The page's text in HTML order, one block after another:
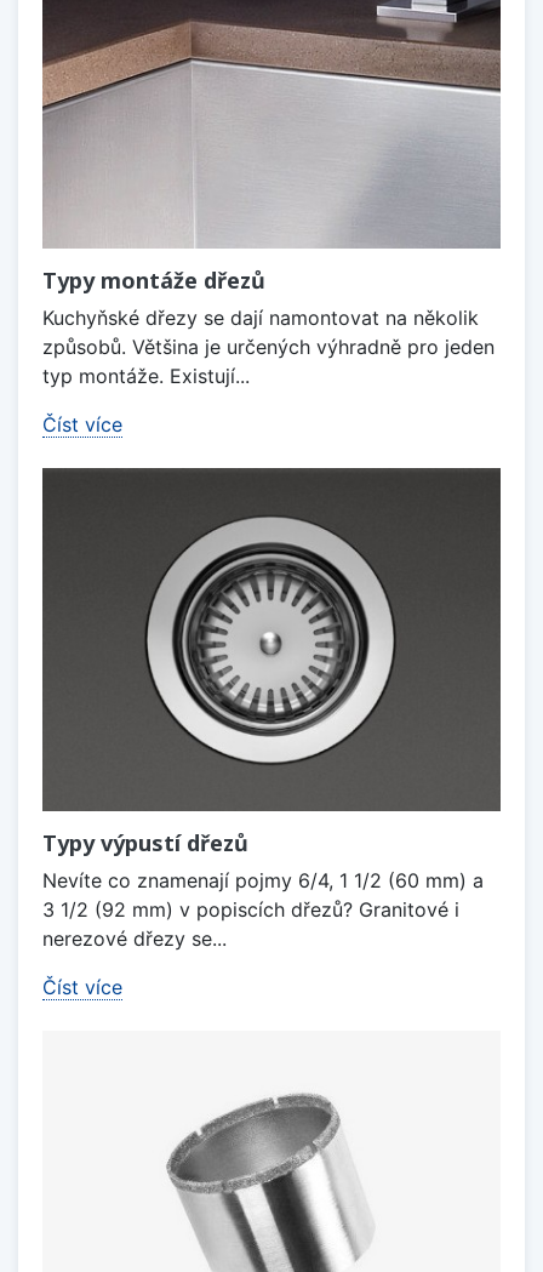
Typy montáže dřezů
Kuchyňské dřezy se dají namontovat na několik
způsobů. Většina je určených výhradně pro jeden
typ montáže. Existují...
Číst více
Typy výpustí dřezů
Nevíte co znamenají pojmy 6/4, 1 1/2 (60 mm) a
3 1/2 (92 mm) v popiscích dřezů? Granitové i
nerezové dřezy se...
Číst více